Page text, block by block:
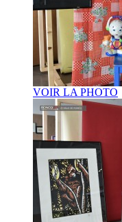
VOIR LA PHOTO